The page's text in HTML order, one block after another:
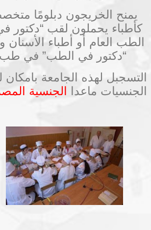
يمنح الخريجون دبلومًا
كأطباء يحملون لقب “دكتور
الطب العام أو أطباء
“دكتور في الطب” في طب
التسجبل لهذه الجامعة بامكان
الجنسيات ماعدا
الجنسية